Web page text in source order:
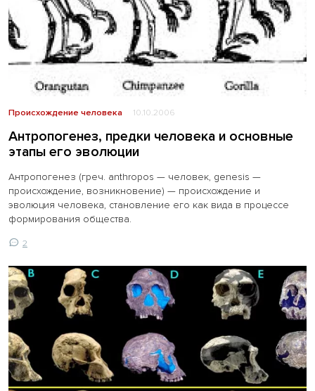
Происхождение человека 10.10.2006
Антропогенез, предки человека и основные
этапы его эволюции
Антропогенез (греч. anthropos — человек, genesis —
происхождение, возникновение) — происхождение и
эволюция человека, становление его как вида в процессе
формирования общества.
2